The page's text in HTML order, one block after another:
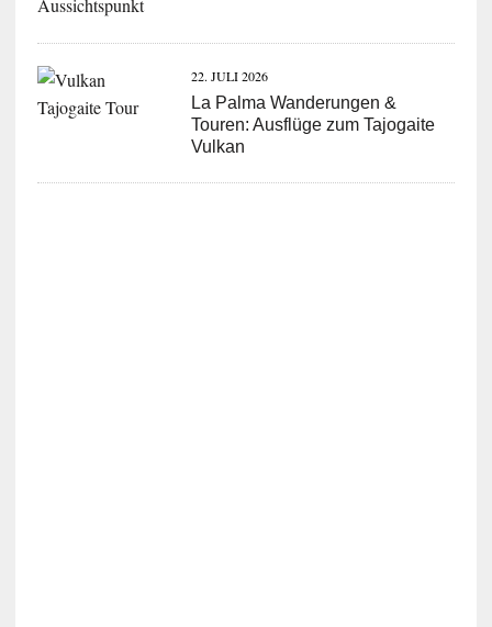
22. JULI 2026
La Palma Wanderungen &
Touren: Ausflüge zum Tajogaite
Vulkan